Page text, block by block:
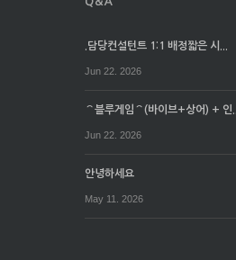
.담당컨설턴트 1:1 배정짧은 시...
Jun 22. 2026
⌒블루게임⌒(바이브+상어) + 인...
Jun 22. 2026
안녕하세요
May 11. 2026